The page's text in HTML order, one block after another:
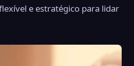
e estratégico para lidar